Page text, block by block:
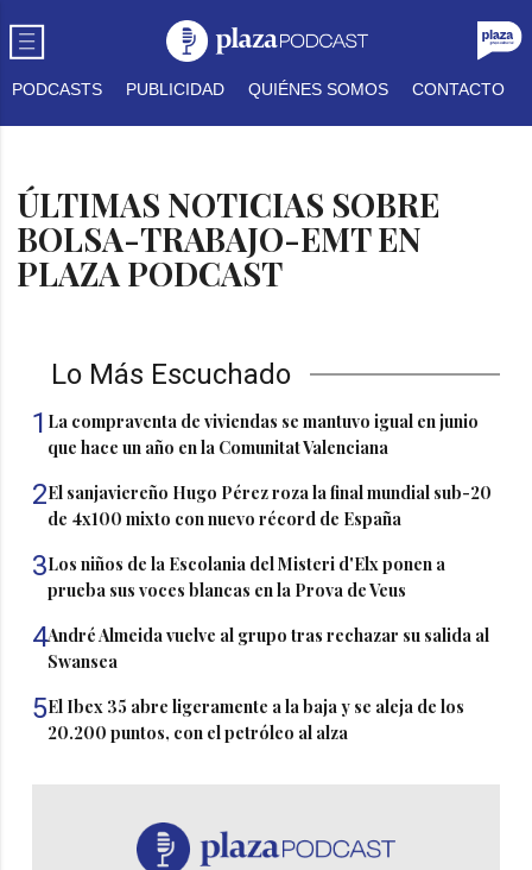
PODCASTS PUBLICIDAD QUIÉNES SOMOS CONTACTO
ÚLTIMAS NOTICIAS SOBRE
BOLSA-TRABAJO-EMT EN
PLAZA PODCAST
Lo Más Escuchado
1 La compraventa de viviendas se mantuvo igual en junio
que hace un año en la Comunitat Valenciana
2El sanjaviereño Hugo Pérez roza la final mundial sub-20
de 4x100 mixto con nuevo récord de España
3Los niños de la Escolania del Misteri d'Elx ponen a
prueba sus voces blancas en la Prova de Veus
4André Almeida vuelve al grupo tras rechazar su salida al
Swansea
5El Ibex 35 abre ligeramente a la baja y se aleja de los
20.200 puntos, con el petróleo al alza